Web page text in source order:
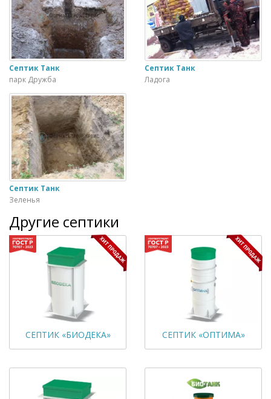
Септик Танк
парк Дружба
Септик Танк
Ладога
Септик Танк
Зеленья
Другие септики
СЕПТИК «БИОДЕКА» СЕПТИК «ОПТИМА»